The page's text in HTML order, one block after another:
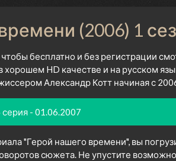
(2006) 1
бесплатно и без регистрации
HD качестве и на русском
Александр Котт начиная с
- 01.06.2007
"Герой нашего времени", вы
сюжета. Не упустите